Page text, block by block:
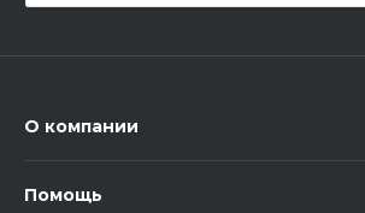
О компании
Помощь